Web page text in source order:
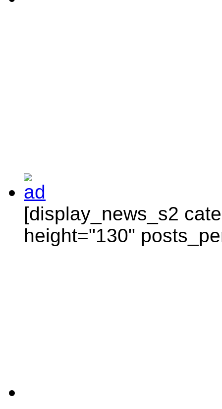
[display_news_s2
height="130"